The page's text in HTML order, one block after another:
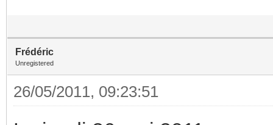
Frédéric
Unregistered
26/05/2011, 09:23:51